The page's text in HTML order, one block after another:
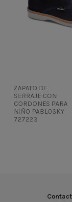
ZAPATO DE
SERRAJE CON
CORDONES PARA
NIÑO PABLOSKY
727223